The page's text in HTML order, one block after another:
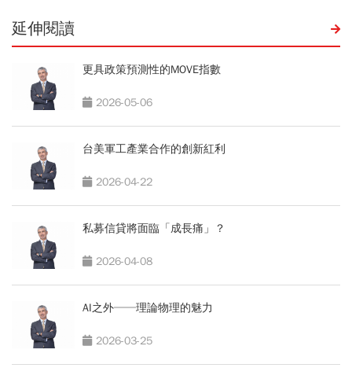
延伸閱讀
更具政策預測性的MOVE指數
2026-05-06
台美軍工產業合作的創新紅利
2026-04-22
私募信貸將面臨「成長痛」？
2026-04-08
AI之外──理論物理的魅力
2026-03-25